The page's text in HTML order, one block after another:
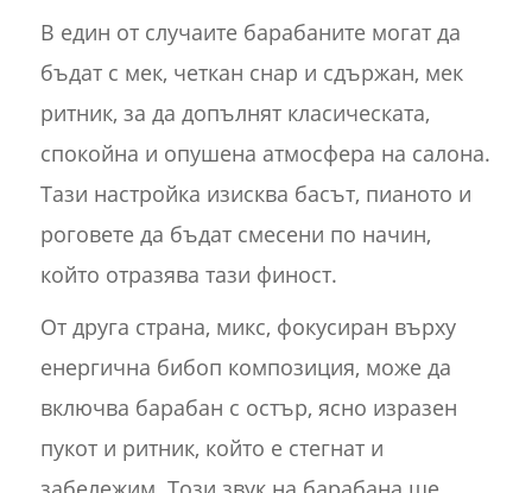
В един от случаите барабаните могат да
бъдат с мек, четкан снар и сдържан, мек
ритник, за да допълнят класическата,
спокойна и опушена атмосфера на салона.
Тази настройка изисква басът, пианото и
роговете да бъдат смесени по начин,
който отразява тази финост.
От друга страна, микс, фокусиран върху
енергична бибоп композиция, може да
включва барабан с остър, ясно изразен
пукот и ритник, който е стегнат и